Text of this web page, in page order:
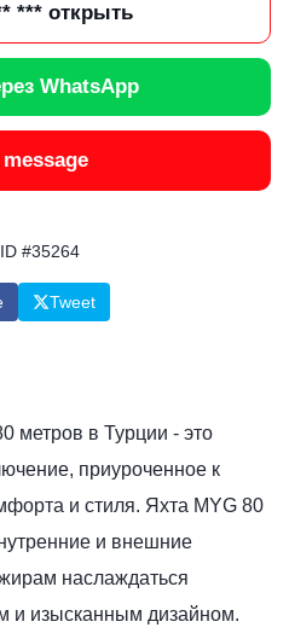
905 *** *** открыть
WhatsApp
#35264
Tweet
метров в Турции - это
приуроченное к
и стиля. Яхта MYG 80
и внешние
наслаждаться
и изысканным дизайном.